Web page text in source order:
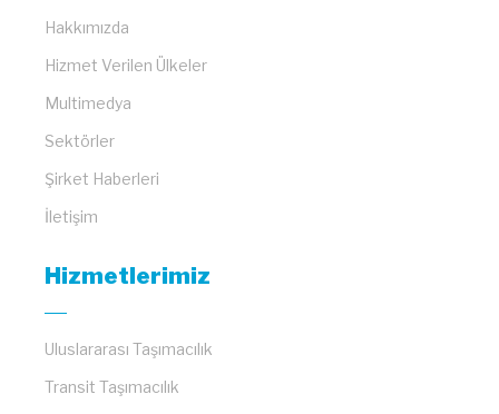
Hakkımızda
Hizmet Verilen Ülkeler
Multimedya
Sektörler
Şirket Haberleri
İletişim
Hizmetlerimiz
Uluslararası Taşımacılık
Transit Taşımacılık